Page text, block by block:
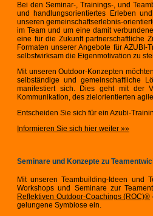
Bei den Seminar-, Trainings-, und
und handlungsorientiertes Erleben
unseren gemeinschaftserlebnis-
im Team und um eine damit
eine für die Zukunft partnerschaftliche
Formaten unserer Angebote für
selbstwirksam die Eigenmotivation zu
Mit unseren Outdoor-Konzepten
selbständige und gemeinschaftliche
manifestiert sich. Dies geht mit der
Kommunikation, des zielorientierten
Entscheiden Sie sich für ein Azubi-
Informieren Sie sich hier weiter »»
Seminare und Konzepte zu
Mit unseren Teambuilding-Ideen und
Workshops und Seminare zur
Reflektiven Outdoor-Coachings (ROC)®
gelungene Symbiose ein.